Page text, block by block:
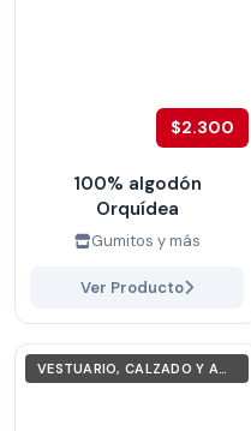
$2.300
100% algodón
Orquídea
Gumitos y más
Ver Producto
VESTUARIO, CALZADO Y ACCESORIOS